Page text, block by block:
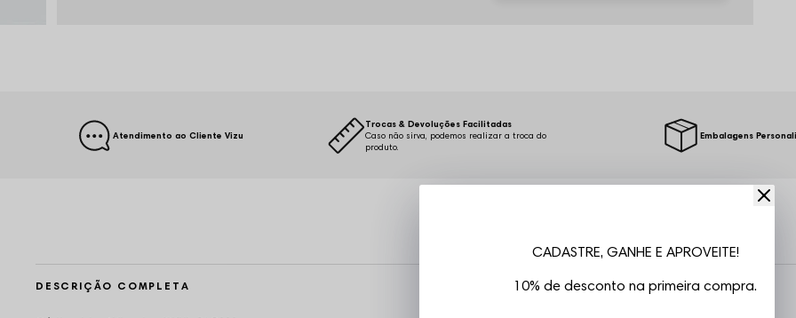
Atendimento ao Cliente Vizu
Trocas & Devoluções Facilitadas
Caso não sirva, podemos realizar a troca do
produto.
Embalagens
DESCRIÇÃO COMPLETA
CADASTRE, GANHE E APROVEITE!
10% de desconto na primeira compra.